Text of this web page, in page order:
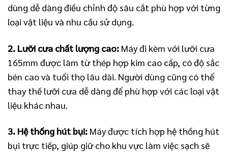
dùng dễ dàng điều chỉnh độ sâu cắt phù hợp với từng
loại vật liệu và nhu cầu sử dụng.
2. Lưỡi cưa chất lượng cao: Máy đi kèm với lưỡi cưa
165mm được làm từ thép hợp kim cao cấp, có độ sắc
bén cao và tuổi thọ lâu dài. Người dùng cũng có thể
thay thế lưỡi cưa dễ dàng để phù hợp với các loại vật
liệu khác nhau.
3. Hệ thống hút bụi: Máy được tích hợp hệ thống hút
bụi trực tiếp, giúp giữ cho khu vực làm việc sạch sẽ